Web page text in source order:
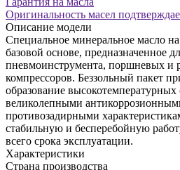
Оригинальность масел
Описание модели
Специальное минеральное масло
базовой основе, предназначенное
пневмоинструмента, поршневых и
компрессоров. Беззольный пакет
образование
великолепными
противозадирными
стабильную и бесперебойную
всего срока эксплуатации.
Характеристики
Страна производства